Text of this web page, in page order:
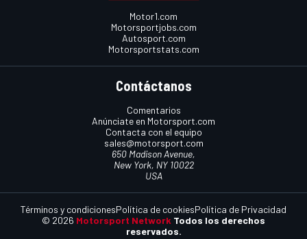
Motor1.com
Motorsportjobs.com
Autosport.com
Motorsportstats.com
Contáctanos
Comentarios
Anúnciate en Motorsport.com
Contacta con el equipo
sales@motorsport.com
650 Madison Avenue,
New York, NY 10022
USA
© 2026 Motorsport Network Todos los derechos
reservados.
Términos y condicionesPolítica de cookiesPolítica de Privacidad